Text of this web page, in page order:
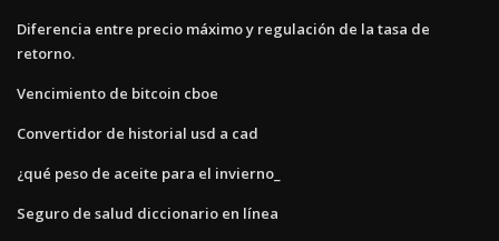
Diferencia entre precio máximo y regulación de la tasa de
retorno.
Vencimiento de bitcoin cboe
Convertidor de historial usd a cad
¿qué peso de aceite para el invierno_
Seguro de salud diccionario en línea